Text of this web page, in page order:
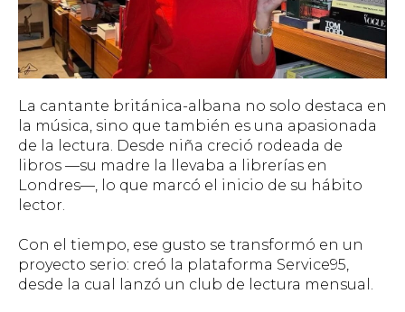
La cantante británica-albana no solo destaca en
la música, sino que también es una apasionada
de la lectura. Desde niña creció rodeada de
libros —su madre la llevaba a librerías en
Londres—, lo que marcó el inicio de su hábito
lector.
Con el tiempo, ese gusto se transformó en un
proyecto serio: creó la plataforma Service95,
desde la cual lanzó un club de lectura mensual.